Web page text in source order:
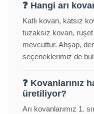
❓ Hangi arı
Katlı kovan, katsız
tuzaksız kovan,
mevcuttur. Ahşap,
seçeneklerimiz de
❓ Kovanlarınız
üretiliyor?
Arı kovanlarımız 1.